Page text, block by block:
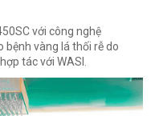
với công nghệ
bệnh vàng lá thối rễ do
tác với WASI.